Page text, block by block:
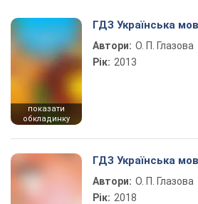
показати
обкладинку
ГДЗ Українська
Автори: О. П. Глазова
Рік: 2013
ГДЗ Українська
Автори: О. П. Глазова
Рік: 2018